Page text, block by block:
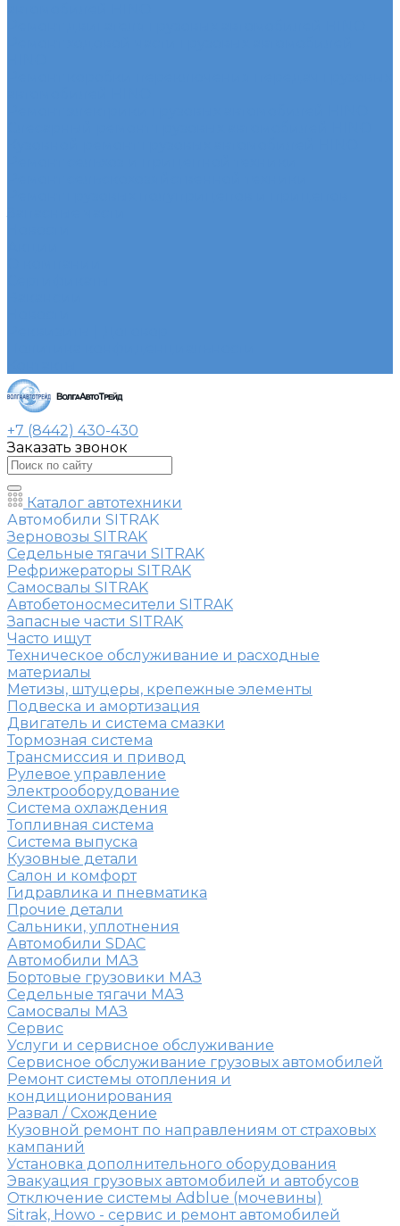
+7 (8442) 430-430
Заказать звонок
Каталог автотехники
Автомобили SITRAK
Зерновозы SITRAK
Седельные тягачи SITRAK
Рефрижераторы SITRAK
Самосвалы SITRAK
Автобетоносмесители SITRAK
Запасные части SITRAK
Часто ищут
Техническое обслуживание и расходные
материалы
Метизы, штуцеры, крепежные элементы
Подвеска и амортизация
Двигатель и система смазки
Тормозная система
Трансмиссия и привод
Рулевое управление
Электрооборудование
Система охлаждения
Топливная система
Система выпуска
Кузовные детали
Салон и комфорт
Гидравлика и пневматика
Прочие детали
Сальники, уплотнения
Автомобили SDAC
Автомобили МАЗ
Бортовые грузовики МАЗ
Седельные тягачи МАЗ
Самосвалы МАЗ
Сервис
Услуги и сервисное обслуживание
Сервисное обслуживание грузовых автомобилей
Ремонт системы отопления и
кондиционирования
Развал / Схождение
Кузовной ремонт по направлениям от страховых
кампаний
Установка дополнительного оборудования
Эвакуация грузовых автомобилей и автобусов
Отключение системы Adblue (мочевины)
Sitrak, Howo - сервис и ремонт автомобилей